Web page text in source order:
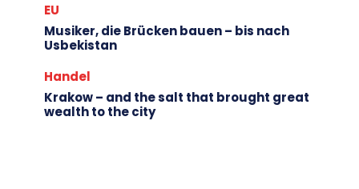
EU
Musiker, die Brücken bauen – bis nach
Usbekistan
Handel
Krakow – and the salt that brought great
wealth to the city